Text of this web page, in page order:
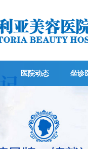
医院动态 坐诊